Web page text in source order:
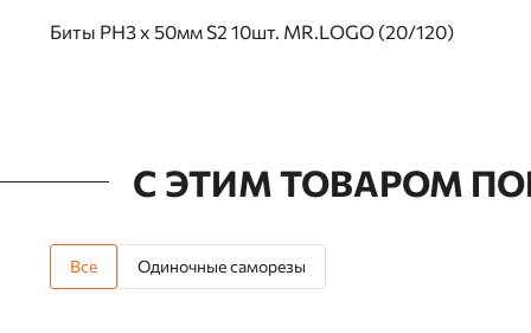
Биты PH3 х 50мм S2 10шт. MR.LOGO (20/120)
С ЭТИМ ТОВАРОМ
Все Одиночные саморезы